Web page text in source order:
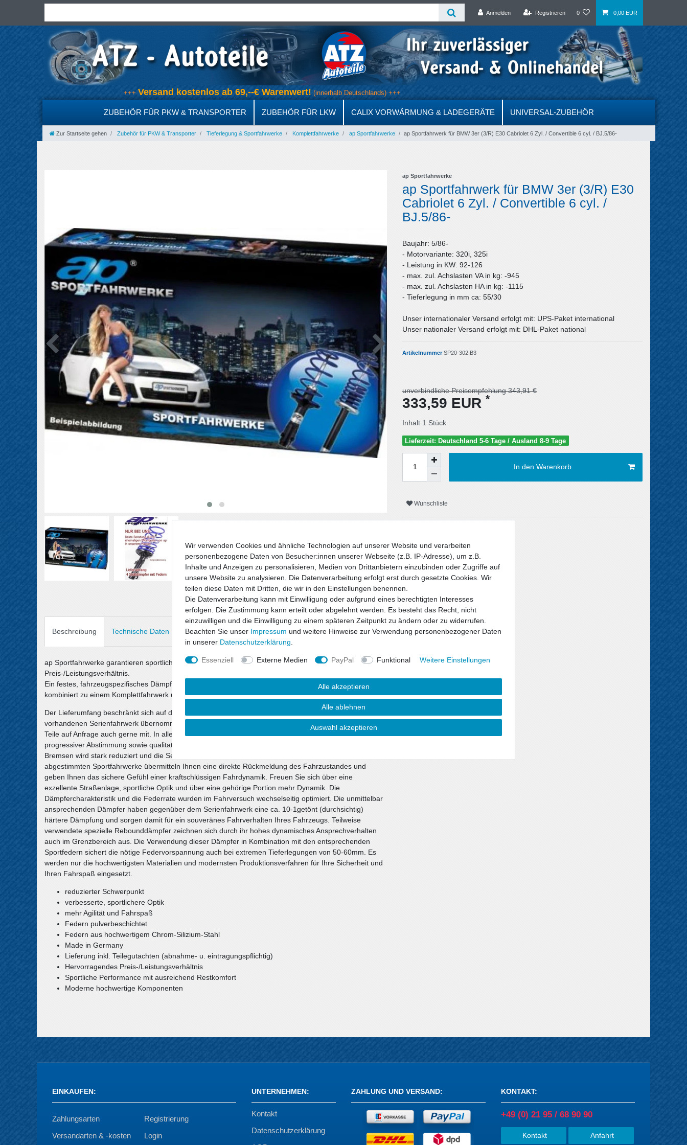
Anmelden Registrieren 0 0,00 EUR
+++Versand kostenlos ab 69,--€ Warenwert!(innerhalb Deutschlands) +++
ZUBEHÖR FÜR PKW & TRANSPORTER ZUBEHÖR FÜR LKW CALIX VORWÄRMUNG & LADEGERÄTE UNIVERSAL-ZUBEHÖR
Zur Startseite gehen Zubehör für PKW & Transporter Tieferlegung & Sportfahrwerke Komplettfahrwerke ap Sportfahrwerke ap Sportfahrwerk für BMW 3er (3/R) E30 Cabriolet 6 Zyl. / Convertible 6 cyl. / BJ.5/86-
ap Sportfahrwerke
ap Sportfahrwerk für BMW 3er (3/R) E30
Cabriolet 6 Zyl. / Convertible 6 cyl. /
BJ.5/86-
Baujahr: 5/86-
- Motorvariante: 320i, 325i
- Leistung in KW: 92-126
- max. zul. Achslasten VA in kg: -945
- max. zul. Achslasten HA in kg: -1115
- Tieferlegung in mm ca: 55/30
Unser internationaler Versand erfolgt mit: UPS-Paket international
Unser nationaler Versand erfolgt mit: DHL-Paket national
ArtikelnummerSP20-302.B3
unverbindliche Preisempfehlung 343,91 €
333,59 EUR *
Inhalt 1 Stück
Lieferzeit: Deutschland 5-6 Tage / Ausland 8-9 Tage
In den Warenkorb
Wunschliste
Beschreibung Technische Daten Angaben Produktsicherheit
ap Sportfahrwerke garantieren sportlichen Fahrspaß und Sicherheit zu einem hervorragenden
Preis-/Leistungsverhältnis.
Ein festes, fahrzeugspezifisches Dämpfersetup wird mit den bewährten ap-Tieferlegungsfedern
kombiniert zu einem Komplettfahrwerk und erfüllt höchste Ansprüche.
Der Lieferumfang beschränkt sich auf die Federn und Stoßdämpfer. Alle anderen Bauteile können vom
vorhandenen Serienfahrwerk übernommen werden, sofern sie nicht beschädigt sind. Wir liefern diese
Teile auf Anfrage auch gerne mit. In allen Komplettfahrwerken werden die bewährten ap-Sportfedern in
progressiver Abstimmung sowie qualitativ hochwertige Sportdämpfer eingesetzt. Die Nickbewegung beim
Bremsen wird stark reduziert und die Seitenneigungen bei Kurvenfahrten wesentlich verbessert. Die
abgestimmten Sportfahrwerke übermitteln Ihnen eine direkte Rückmeldung des Fahrzustandes und
geben Ihnen das sichere Gefühl einer kraftschlüssigen Fahrdynamik. Freuen Sie sich über eine
exzellente Straßenlage, sportliche Optik und über eine gehörige Portion mehr Dynamik. Die
Dämpfercharakteristik und die Federrate wurden im Fahrversuch wechselseitig optimiert. Die unmittelbar
ansprechenden Dämpfer haben gegenüber dem Serienfahrwerk eine ca. 10-1getönt (durchsichtig)
härtere Dämpfung und sorgen damit für ein souveränes Fahrverhalten Ihres Fahrzeugs. Teilweise
verwendete spezielle Rebounddämpfer zeichnen sich durch ihr hohes dynamisches Ansprechverhalten
auch im Grenzbereich aus. Die Verwendung dieser Dämpfer in Kombination mit den entsprechenden
Sportfedern sichert die nötige Federvorspannung auch bei extremen Tieferlegungen von 50-60mm. Es
werden nur die hochwertigsten Materialien und modernsten Produktionsverfahren für Ihre Sicherheit und
Ihren Fahrspaß eingesetzt.
reduzierter Schwerpunkt
verbesserte, sportlichere Optik
mehr Agilität und Fahrspaß
Federn pulverbeschichtet
Federn aus hochwertigem Chrom-Silizium-Stahl
Made in Germany
Lieferung inkl. Teilegutachten (abnahme- u. eintragungspflichtig)
Hervorragendes Preis-/Leistungsverhältnis
Sportliche Performance mit ausreichend Restkomfort
Moderne hochwertige Komponenten
EINKAUFEN:
Zahlungsarten
Versandarten & -kosten
Registrierung
Login
UNTERNEHMEN:
Kontakt
Datenschutzerklärung
ZAHLUNG UND VERSAND: KONTAKT:
+49 (0) 21 95 / 68 90 90
Kontakt Anfahrt
Wir verwenden Cookies und ähnliche Technologien auf unserer Website und verarbeiten
personenbezogene Daten von Besucher:innen unserer Webseite (z.B. IP-Adresse), um z.B.
Inhalte und Anzeigen zu personalisieren, Medien von Drittanbietern einzubinden oder Zugriffe auf
unsere Website zu analysieren. Die Datenverarbeitung erfolgt erst durch gesetzte Cookies. Wir
teilen diese Daten mit Dritten, die wir in den Einstellungen benennen.
Die Datenverarbeitung kann mit Einwilligung oder aufgrund eines berechtigten Interesses
erfolgen. Die Zustimmung kann erteilt oder abgelehnt werden. Es besteht das Recht, nicht
einzuwilligen und die Einwilligung zu einem späteren Zeitpunkt zu ändern oder zu widerrufen.
Beachten Sie unser Impressum und weitere Hinweise zur Verwendung personenbezogener Daten
in unserer Daten­schutz­erklärung
Essenziell Externe Medien PayPal Funktional Weitere Einstellungen
Alle akzeptieren
Alle ablehnen
Auswahl akzeptieren